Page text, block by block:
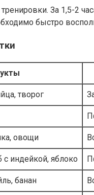
За 1,5-2
быстро
творог
овощи
с индейкой, яблоко
банан